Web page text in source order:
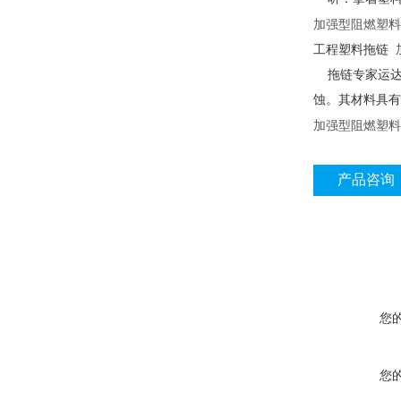
加强型阻燃塑
工程塑料拖链
拖链专家运达
蚀。其材料具
加强型阻燃塑
产品咨询
您
您